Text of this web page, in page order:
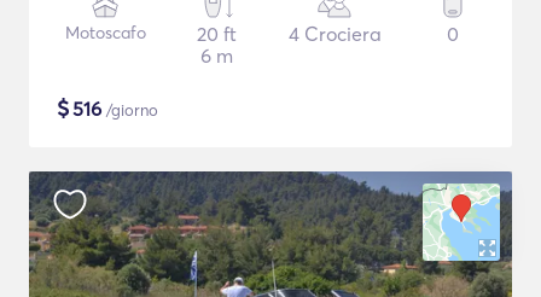
Motoscafo
20 ft
6 m
4 Crociera 0
$516 /giorno